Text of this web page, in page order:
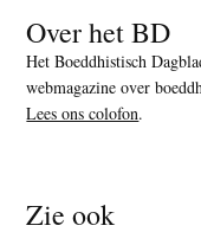
Over het BD
Het Boeddhistisch
webmagazine over
Lees ons colofon.
Zie ook